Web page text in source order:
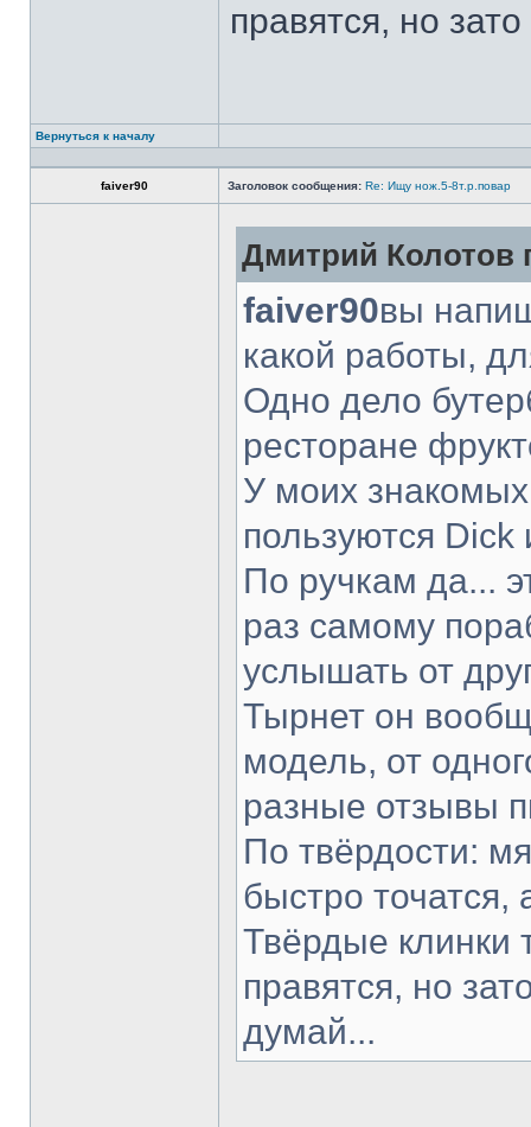
правятся, но
Вернуться к началу
faiver90 Заголовок сообщения: Re: Ищу нож.5-8т.р.повар
Дмитрий Колотов
faiver90вы
какой работы,
Одно дело
ресторане
У моих
пользуются Dick
По ручкам да...
раз самому
услышать от
Тырнет он
модель, от
разные отзывы
По твёрдости:
быстро точатся,
Твёрдые клинки
правятся, но
думай...